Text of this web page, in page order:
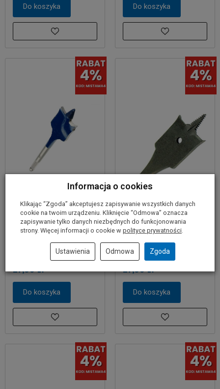
Do koszyka Do koszyka
Wiertło do drewna
30/152mm Self Cut
27,00 zł
Do koszyka
Wiertło do drewna
6/400mm Self Cut
BOSCH
27,00 zł
Do koszyka
Informacja o cookies
Klikając “Zgoda” akceptujesz zapisywanie wszystkich danych
cookie na twoim urządzeniu. Kliknięcie “Odmowa” oznacza
zapisywanie tylko danych niezbędnych do funkcjonowania
strony. Więcej informacji o cookie w polityce prywatności
Ustawienia Odmowa Zgoda